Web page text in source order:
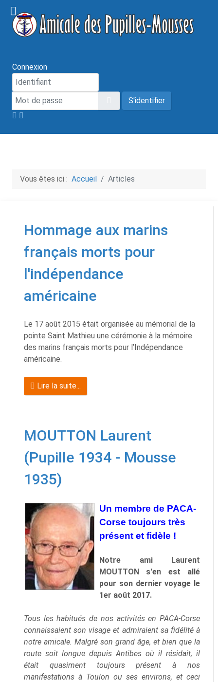
Connexion
Mot de passe Afficher le mot de passe
S'identifier
Vous êtes ici : Accueil Articles
Hommage aux marins
français morts pour
l'indépendance
américaine
Le 17 août 2015 était organisée au mémorial de la
pointe Saint Mathieu une cérémonie à la mémoire
des marins français morts pour l’Indépendance
américaine.
Lire la suite...
MOUTTON Laurent
(Pupille 1934 - Mousse
1935)
Un membre de PACA-
Corse toujours très
présent et fidèle !
Notre ami Laurent
MOUTTON s'en est allé
pour son dernier voyage le
1er août 2017.
Tous les habitués de nos activités en PACA-Corse
connaissaient son visage et admiraient sa fidélité à
notre amicale. Malgré son grand âge, et bien que la
route soit longue depuis Antibes où il résidait, il
était quasiment toujours présent à nos
manifestations à Toulon ou ses environs, et ceci